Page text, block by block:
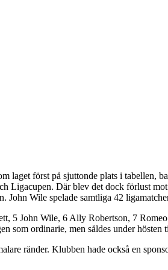
laget först på sjuttonde plats i tabellen,
Ligacupen. Där blev det dock förlust
Wile spelade samtliga 42
5 John Wile, 6 Ally Robertson, 7
som ordinarie, men såldes under hösten
ränder. Klubben hade också en